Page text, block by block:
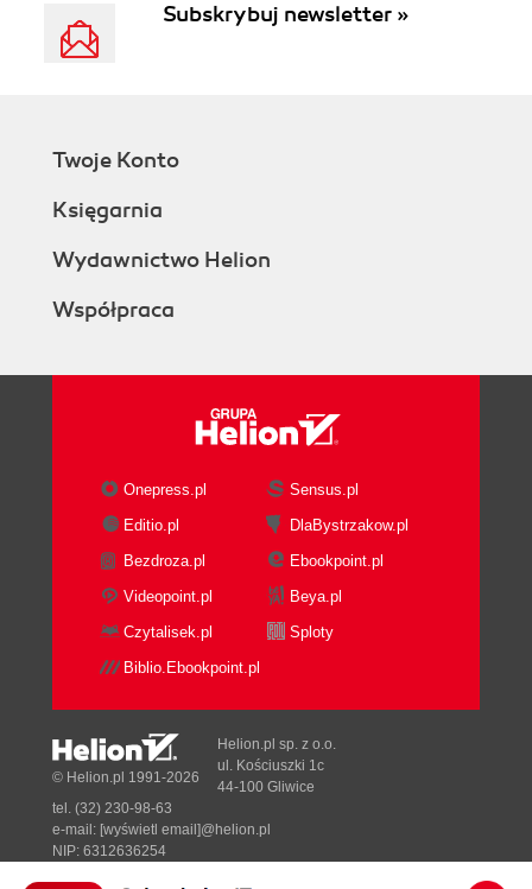
Subskrybuj newsletter »
Twoje Konto
Księgarnia
Wydawnictwo Helion
Współpraca
Onepress.pl
Sensus.pl
Editio.pl
DlaBystrzakow.pl
Bezdroza.pl
Ebookpoint.pl
Videopoint.pl
Beya.pl
Czytalisek.pl
Sploty
Biblio.Ebookpoint.pl
© Helion.pl 1991-2026
Helion.pl sp. z o.o.
ul. Kościuszki 1c
44-100 Gliwice
tel. (32) 230-98-63
e-mail: [wyświetl email]@helion.pl
NIP: 6312636254